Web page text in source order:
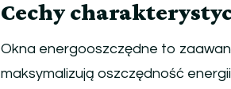
Cechy
Okna energooszczędne to
maksymalizują oszczędność